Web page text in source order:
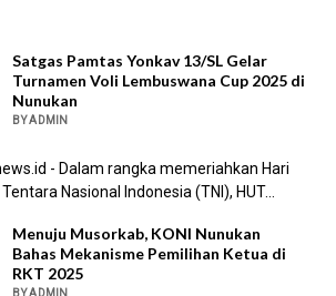
Satgas Pamtas Yonkav 13/SL Gelar
Turnamen Voli Lembuswana Cup 2025 di
Nunukan
BY ADMIN
- Dalam rangka memeriahkan Hari
Nasional Indonesia (TNI), HUT...
Menuju Musorkab, KONI Nunukan
Bahas Mekanisme Pemilihan Ketua di
RKT 2025
BY ADMIN